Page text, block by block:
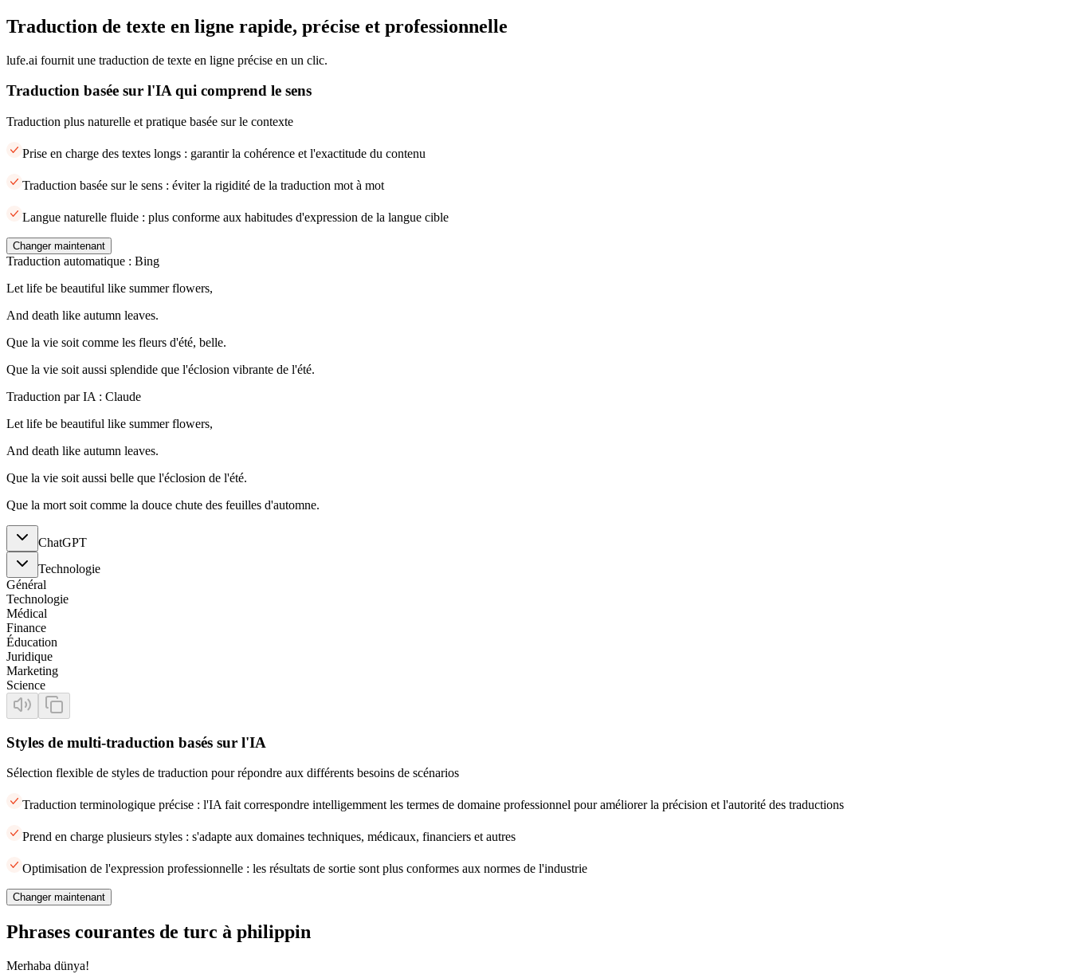
Traduction de texte en ligne rapide, précise et professionnelle
lufe.ai fournit une traduction de texte en ligne précise en un clic.
Traduction basée sur l'IA qui comprend le sens
Traduction plus naturelle et pratique basée sur le contexte
Prise en charge des textes longs : garantir la cohérence et l'exactitude du contenu
Traduction basée sur le sens : éviter la rigidité de la traduction mot à mot
Langue naturelle fluide : plus conforme aux habitudes d'expression de la langue cible
Changer maintenant
Traduction automatique : Bing
Let life be beautiful like summer flowers,
And death like autumn leaves.
Que la vie soit comme les fleurs d'été, belle.
Que la vie soit aussi splendide que l'éclosion vibrante de l'été.
Traduction par IA : Claude
Let life be beautiful like summer flowers,
And death like autumn leaves.
Que la vie soit aussi belle que l'éclosion de l'été.
Que la mort soit comme la douce chute des feuilles d'automne.
ChatGPT
Technologie
Général
Technologie
Médical
Finance
Éducation
Juridique
Marketing
Science
Styles de multi-traduction basés sur l'IA
Sélection flexible de styles de traduction pour répondre aux différents besoins de scénarios
Traduction terminologique précise : l'IA fait correspondre intelligemment les termes de domaine professionnel pour améliorer la précision et l'autorité des traductions
Prend en charge plusieurs styles : s'adapte aux domaines techniques, médicaux, financiers et autres
Optimisation de l'expression professionnelle : les résultats de sortie sont plus conformes aux normes de l'industrie
Changer maintenant
Phrases courantes de turc à philippin
Merhaba dünya!